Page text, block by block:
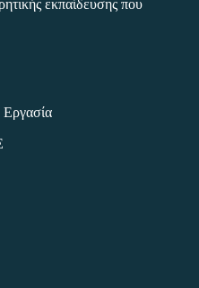
εκπαίδευσης που
Εργασία